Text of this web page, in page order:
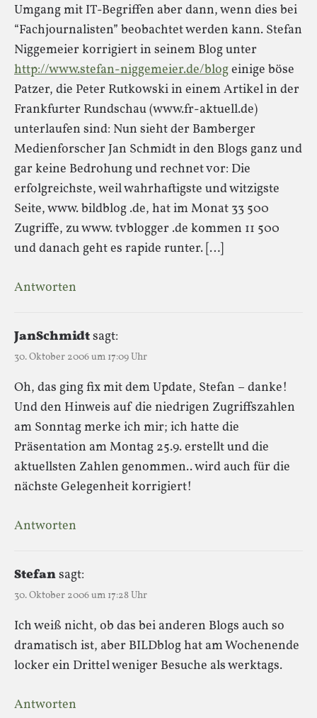
Umgang mit IT-Begriffen aber dann, wenn dies bei
“Fachjournalisten” beobachtet werden kann. Stefan
Niggemeier korrigiert in seinem Blog unter
http://www.stefan-niggemeier.de/blogeinige böse
Patzer, die Peter Rutkowski in einem Artikel in der
Frankfurter Rundschau (www.fr-aktuell.de)
unterlaufen sind: Nun sieht der Bamberger
Medienforscher Jan Schmidt in den Blogs ganz und
gar keine Bedrohung und rechnet vor: Die
erfolgreichste, weil wahrhaftigste und witzigste
Seite, www. bildblog .de, hat im Monat 33 500
Zugriffe, zu www. tvblogger .de kommen 11 500
und danach geht es rapide runter. […]
Antworten
JanSchmidtsagt:
30. Oktober 2006 um 17:09 Uhr
Oh, das ging fix mit dem Update, Stefan – danke!
Und den Hinweis auf die niedrigen Zugriffszahlen
am Sonntag merke ich mir; ich hatte die
Präsentation am Montag 25.9. erstellt und die
aktuellsten Zahlen genommen.. wird auch für die
nächste Gelegenheit korrigiert!
Antworten
Stefansagt:
30. Oktober 2006 um 17:28 Uhr
Ich weiß nicht, ob das bei anderen Blogs auch so
dramatisch ist, aber BILDblog hat am Wochenende
locker ein Drittel weniger Besuche als werktags.
Antworten